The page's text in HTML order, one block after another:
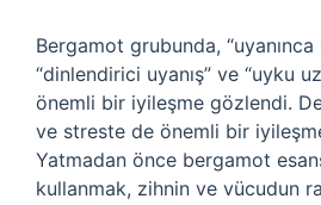
Bergamot grubunda, “uyanınca
“dinlendirici uyanış” ve “uyku
önemli bir iyileşme gözlendi.
ve streste de önemli bir
Yatmadan önce bergamot
kullanmak, zihnin ve vücudun